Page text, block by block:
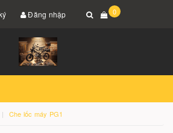
Đăng nhập 0
Che lốc máy PG1